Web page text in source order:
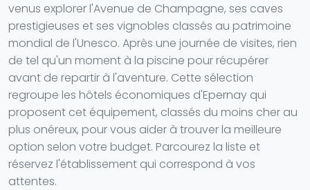
venus explorer l'Avenue de Champagne, ses caves
prestigieuses et ses vignobles classés au patrimoine
mondial de l'Unesco. Après une journée de visites, rien
de tel qu'un moment à la piscine pour récupérer
avant de repartir à l'aventure. Cette sélection
regroupe les hôtels économiques d'Epernay qui
proposent cet équipement, classés du moins cher au
plus onéreux, pour vous aider à trouver la meilleure
option selon votre budget. Parcourez la liste et
réservez l'établissement qui correspond à vos
attentes.